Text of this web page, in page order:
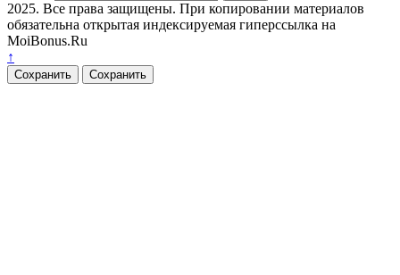
2025. Все права защищены. При копировании материалов
обязательна открытая индексируемая гиперссылка на
MoiBonus.Ru
↑